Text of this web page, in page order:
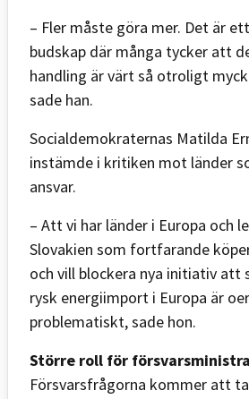
– Fler måste göra mer. Det är
budskap där många tycker att
handling är värt så otroligt
sade han.
Socialdemokraternas Matilda
instämde i kritiken mot länder
ansvar.
– Att vi har länder i Europa och
Slovakien som fortfarande
och vill blockera nya initiativ att
rysk energiimport i Europa är
problematiskt, sade hon.
Större roll för
Försvarsfrågorna kommer att